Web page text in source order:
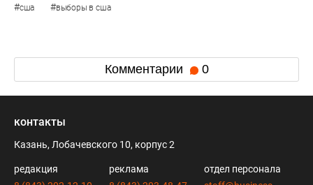
#сша #выборы в сша
Комментарии 0
контакты
Казань, Лобачевского 10, корпус 2
редакция
реклама
отдел персонала